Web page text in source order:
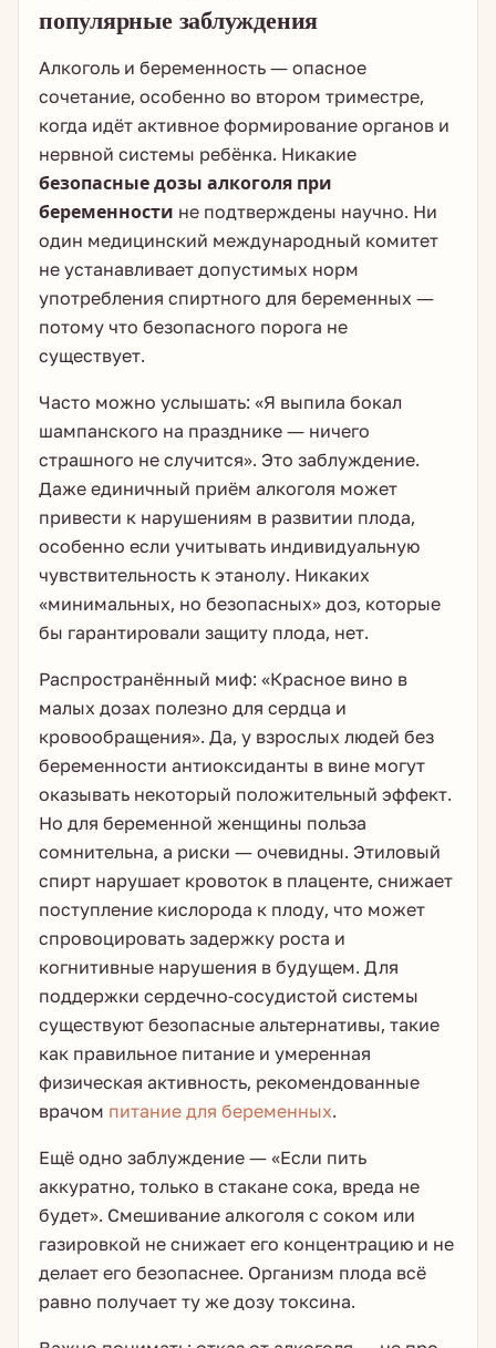
популярные заблуждения
Алкоголь и беременность — опасное
сочетание, особенно во втором триместре,
когда идёт активное формирование органов и
нервной системы ребёнка. Никакие
безопасные дозы алкоголя при
беременности не подтверждены научно. Ни
один медицинский международный комитет
не устанавливает допустимых норм
употребления спиртного для беременных —
потому что безопасного порога не
существует.
Часто можно услышать: «Я выпила бокал
шампанского на празднике — ничего
страшного не случится». Это заблуждение.
Даже единичный приём алкоголя может
привести к нарушениям в развитии плода,
особенно если учитывать индивидуальную
чувствительность к этанолу. Никаких
«минимальных, но безопасных» доз, которые
бы гарантировали защиту плода, нет.
Распространённый миф: «Красное вино в
малых дозах полезно для сердца и
кровообращения». Да, у взрослых людей без
беременности антиоксиданты в вине могут
оказывать некоторый положительный эффект.
Но для беременной женщины польза
сомнительна, а риски — очевидны. Этиловый
спирт нарушает кровоток в плаценте, снижает
поступление кислорода к плоду, что может
спровоцировать задержку роста и
когнитивные нарушения в будущем. Для
поддержки сердечно-сосудистой системы
существуют безопасные альтернативы, такие
как правильное питание и умеренная
физическая активность, рекомендованные
врачом питание для беременных.
Ещё одно заблуждение — «Если пить
аккуратно, только в стакане сока, вреда не
будет». Смешивание алкоголя с соком или
газировкой не снижает его концентрацию и не
делает его безопаснее. Организм плода всё
равно получает ту же дозу токсина.